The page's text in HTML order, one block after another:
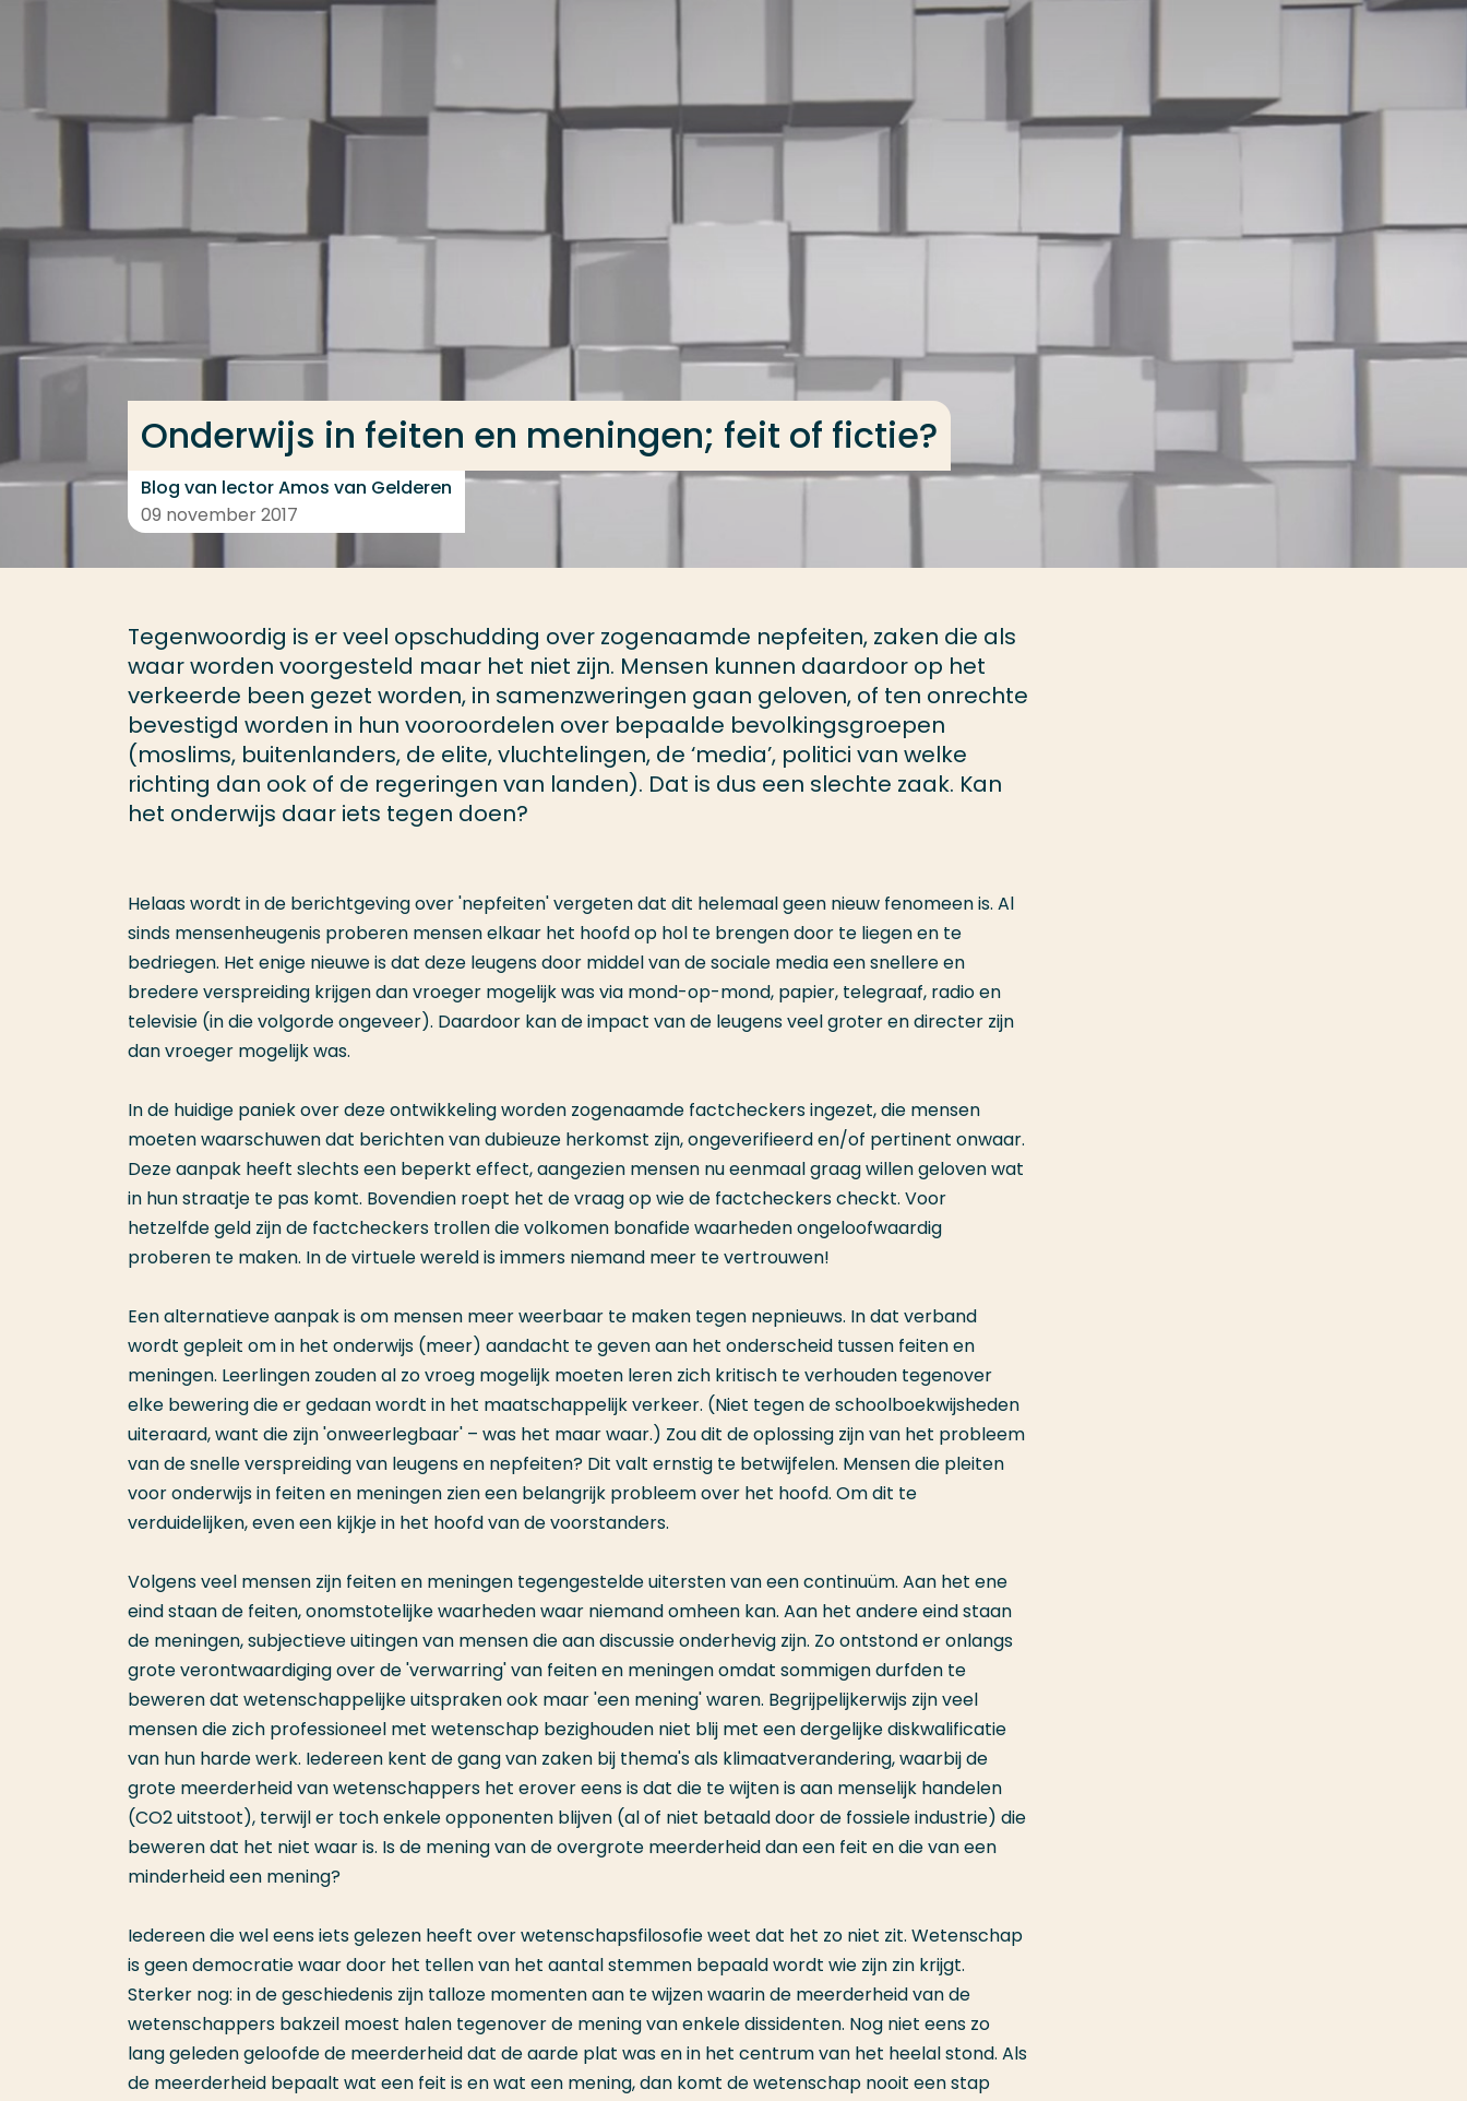
Ga direct naar de content
Onderwijs in feiten en meningen; feit of fictie?
Blog van lector Amos van Gelderen
09 november 2017
Tegenwoordig is er veel opschudding over zogenaamde nepfeiten, zaken die als
waar worden voorgesteld maar het niet zijn. Mensen kunnen daardoor op het
verkeerde been gezet worden, in samenzweringen gaan geloven, of ten onrechte
bevestigd worden in hun vooroordelen over bepaalde bevolkingsgroepen
(moslims, buitenlanders, de elite, vluchtelingen, de ‘media’, politici van welke
richting dan ook of de regeringen van landen). Dat is dus een slechte zaak. Kan
het onderwijs daar iets tegen doen?
Helaas wordt in de berichtgeving over 'nepfeiten' vergeten dat dit helemaal geen nieuw fenomeen is. Al
sinds mensenheugenis proberen mensen elkaar het hoofd op hol te brengen door te liegen en te
bedriegen. Het enige nieuwe is dat deze leugens door middel van de sociale media een snellere en
bredere verspreiding krijgen dan vroeger mogelijk was via mond-op-mond, papier, telegraaf, radio en
televisie (in die volgorde ongeveer). Daardoor kan de impact van de leugens veel groter en directer zijn
dan vroeger mogelijk was.
In de huidige paniek over deze ontwikkeling worden zogenaamde factcheckers ingezet, die mensen
moeten waarschuwen dat berichten van dubieuze herkomst zijn, ongeverifieerd en/of pertinent onwaar.
Deze aanpak heeft slechts een beperkt effect, aangezien mensen nu eenmaal graag willen geloven wat
in hun straatje te pas komt. Bovendien roept het de vraag op wie de factcheckers checkt. Voor
hetzelfde geld zijn de factcheckers trollen die volkomen bonafide waarheden ongeloofwaardig
proberen te maken. In de virtuele wereld is immers niemand meer te vertrouwen!
Een alternatieve aanpak is om mensen meer weerbaar te maken tegen nepnieuws. In dat verband
wordt gepleit om in het onderwijs (meer) aandacht te geven aan het onderscheid tussen feiten en
meningen. Leerlingen zouden al zo vroeg mogelijk moeten leren zich kritisch te verhouden tegenover
elke bewering die er gedaan wordt in het maatschappelijk verkeer. (Niet tegen de schoolboekwijsheden
uiteraard, want die zijn 'onweerlegbaar' – was het maar waar.) Zou dit de oplossing zijn van het probleem
van de snelle verspreiding van leugens en nepfeiten? Dit valt ernstig te betwijfelen. Mensen die pleiten
voor onderwijs in feiten en meningen zien een belangrijk probleem over het hoofd. Om dit te
verduidelijken, even een kijkje in het hoofd van de voorstanders.
Volgens veel mensen zijn feiten en meningen tegengestelde uitersten van een continuüm. Aan het ene
eind staan de feiten, onomstotelijke waarheden waar niemand omheen kan. Aan het andere eind staan
de meningen, subjectieve uitingen van mensen die aan discussie onderhevig zijn. Zo ontstond er onlangs
grote verontwaardiging over de 'verwarring' van feiten en meningen omdat sommigen durfden te
beweren dat wetenschappelijke uitspraken ook maar 'een mening' waren. Begrijpelijkerwijs zijn veel
mensen die zich professioneel met wetenschap bezighouden niet blij met een dergelijke diskwalificatie
van hun harde werk. Iedereen kent de gang van zaken bij thema's als klimaatverandering, waarbij de
grote meerderheid van wetenschappers het erover eens is dat die te wijten is aan menselijk handelen
(CO2 uitstoot), terwijl er toch enkele opponenten blijven (al of niet betaald door de fossiele industrie) die
beweren dat het niet waar is. Is de mening van de overgrote meerderheid dan een feit en die van een
minderheid een mening?
Iedereen die wel eens iets gelezen heeft over wetenschapsfilosofie weet dat het zo niet zit. Wetenschap
is geen democratie waar door het tellen van het aantal stemmen bepaald wordt wie zijn zin krijgt.
Sterker nog: in de geschiedenis zijn talloze momenten aan te wijzen waarin de meerderheid van de
wetenschappers bakzeil moest halen tegenover de mening van enkele dissidenten. Nog niet eens zo
lang geleden geloofde de meerderheid dat de aarde plat was en in het centrum van het heelal stond. Als
de meerderheid bepaalt wat een feit is en wat een mening, dan komt de wetenschap nooit een stap
Contact